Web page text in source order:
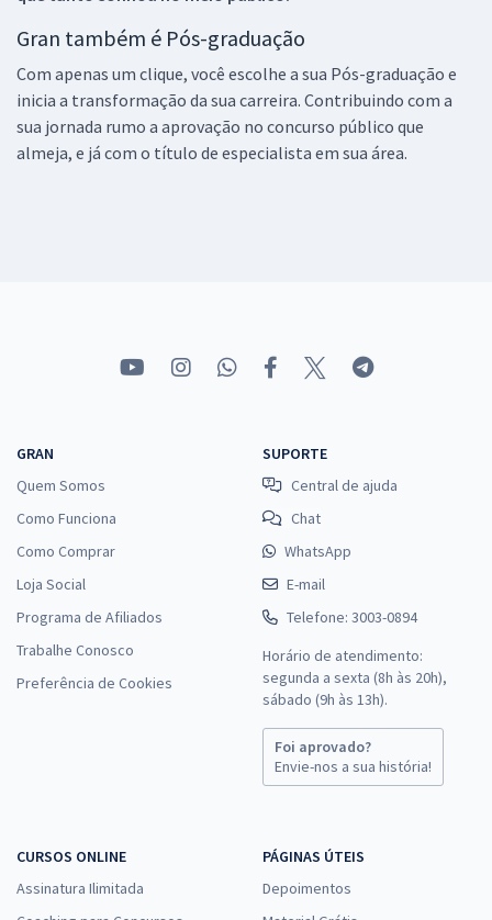
Gran também é Pós-graduação
Com apenas um clique, você escolhe a sua Pós-graduação e
inicia a transformação da sua carreira. Contribuindo com a
sua jornada rumo a aprovação no concurso público que
almeja, e já com o título de especialista em sua área.
GRAN
Quem Somos
Como Funciona
Como Comprar
Loja Social
Programa de Afiliados
Trabalhe Conosco
Preferência de Cookies
SUPORTE
Central de ajuda
Chat
WhatsApp
E-mail
Telefone: 3003-0894
Horário de atendimento:
segunda a sexta (8h às 20h),
sábado (9h às 13h).
Foi aprovado?
Envie-nos a sua história!
CURSOS ONLINE
Assinatura Ilimitada
PÁGINAS ÚTEIS
Depoimentos